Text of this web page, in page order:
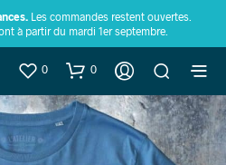
Les commandes restent ouvertes.
à partir du mardi 1er septembre.
0 0